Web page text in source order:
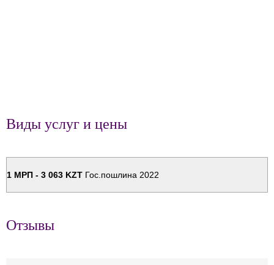
Виды услуг и цены
1 МРП - 3 063 KZT Гос.пошлина 2022
Отзывы